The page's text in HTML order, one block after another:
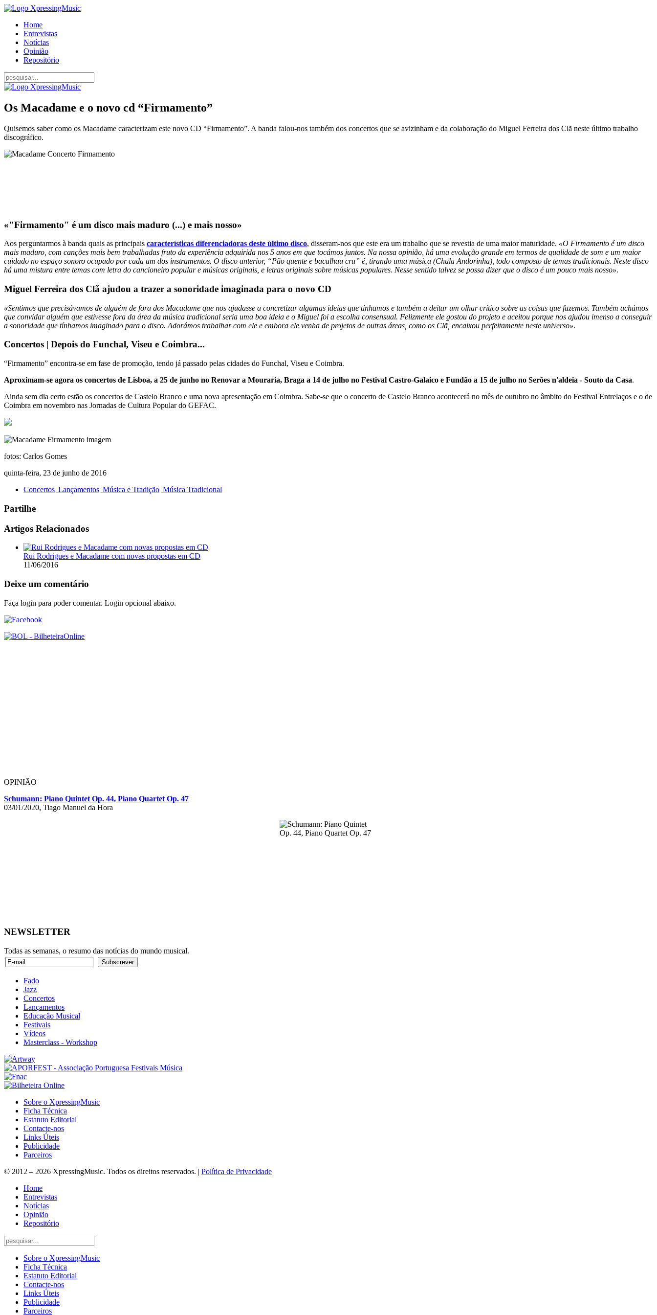
Home
Entrevistas
Notícias
Opinião
Repositório
Os Macadame e o novo cd “Firmamento”
Quisemos saber como os Macadame caracterizam este novo CD “Firmamento”. A banda falou-nos também dos concertos que se avizinham e da colaboração do Miguel Ferreira dos Clã neste último trabalho
discográfico.
«"Firmamento" é um disco mais maduro (...) e mais nosso»
Aos perguntarmos à banda quais as principais características diferenciadoras deste último disco, disseram-nos que este era um trabalho que se revestia de uma maior maturidade. «O Firmamento é um disco
mais maduro, com canções mais bem trabalhadas fruto da experiência adquirida nos 5 anos em que tocámos juntos. Na nossa opinião, há uma evolução grande em termos de qualidade de som e um maior
cuidado no espaço sonoro ocupado por cada um dos instrumentos. O disco anterior, “Pão quente e bacalhau cru” é, tirando uma música (Chula Andorinha), todo composto de temas tradicionais. Neste disco
há uma mistura entre temas com letra do cancioneiro popular e músicas originais, e letras originais sobre músicas populares. Nesse sentido talvez se possa dizer que o disco é um pouco mais nosso».
Miguel Ferreira dos Clã ajudou a trazer a sonoridade imaginada para o novo CD
«Sentimos que precisávamos de alguém de fora dos Macadame que nos ajudasse a concretizar algumas ideias que tínhamos e também a deitar um olhar crítico sobre as coisas que fazemos. Também achámos
que convidar alguém que estivesse fora da área da música tradicional seria uma boa ideia e o Miguel foi a escolha consensual. Felizmente ele gostou do projeto e aceitou porque nos ajudou imenso a conseguir
a sonoridade que tínhamos imaginado para o disco. Adorámos trabalhar com ele e embora ele venha de projetos de outras áreas, como os Clã, encaixou perfeitamente neste universo».
Concertos | Depois do Funchal, Viseu e Coimbra...
“Firmamento” encontra-se em fase de promoção, tendo já passado pelas cidades do Funchal, Viseu e Coimbra.
Aproximam-se agora os concertos de Lisboa, a 25 de junho no Renovar a Mouraria, Braga a 14 de julho no Festival Castro-Galaico e Fundão a 15 de julho no Serões n'aldeia - Souto da Casa.
Ainda sem dia certo estão os concertos de Castelo Branco e uma nova apresentação em Coimbra. Sabe-se que o concerto de Castelo Branco acontecerá no mês de outubro no âmbito do Festival Entrelaços e o de
Coimbra em novembro nas Jornadas de Cultura Popular do GEFAC.
fotos: Carlos Gomes
quinta-feira, 23 de junho de 2016
Concertos Lançamentos Música e Tradição Música Tradicional
Partilhe
Artigos Relacionados
Rui Rodrigues e Macadame com novas propostas em CD
11/06/2016
Deixe um comentário
Faça login para poder comentar. Login opcional abaixo.
OPINIÃO
Schumann: Piano Quintet Op. 44, Piano Quartet Op. 47
03/01/2020, Tiago Manuel da Hora
NEWSLETTER
Todas as semanas, o resumo das notícias do mundo musical.
Fado
Jazz
Concertos
Lançamentos
Educação Musical
Festivais
Vídeos
Masterclass - Workshop
Sobre o XpressingMusic
Ficha Técnica
Estatuto Editorial
Contacte-nos
Links Úteis
Publicidade
Parceiros
© 2012 – 2026 XpressingMusic. Todos os direitos reservados. | Política de Privacidade
Home
Entrevistas
Notícias
Opinião
Repositório
Sobre o XpressingMusic
Ficha Técnica
Estatuto Editorial
Contacte-nos
Links Úteis
Publicidade
Parceiros